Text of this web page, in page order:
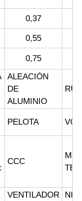
0,37
0,55
0,75
ALEACIÓN
DE
ALUMINIO
PELOTA
CCC
VENTILADOR